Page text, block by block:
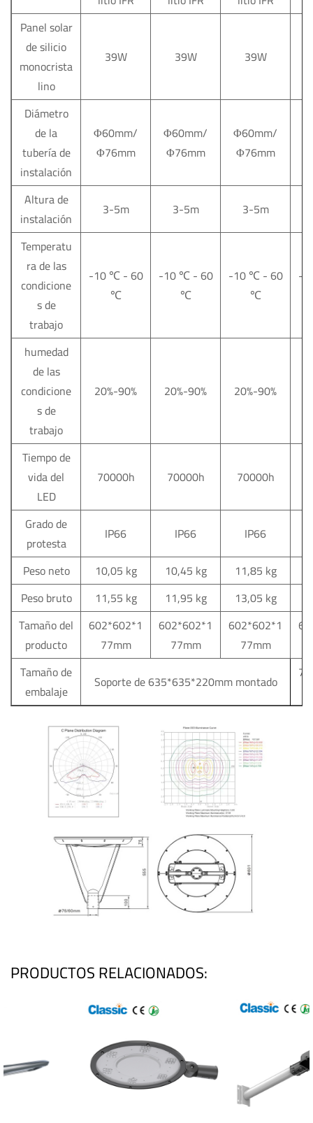
Panel solar
de silicio
monocrista
lino
39W 39W 39W
Diámetro
de la
tubería de
instalación
Φ60mm/
Φ76mm
Φ60mm/
Φ76mm
Φ60mm/
Φ76mm
Altura de
instalación
3-5m 3-5m 3-5m
Temperatu
ra de las
condicione
s de
trabajo
-10℃- 60
℃
-10℃- 60
℃
-10℃- 60
℃
-
humedad
de las
condicione
s de
trabajo
20%-90% 20%-90% 20%-90%
Tiempo de
vida del
LED
70000h 70000h 70000h
Grado de
protesta
IP66 IP66
IP66
Peso neto
10,05 kg 10,45 kg 11,85 kg
Peso bruto
11,55 kg 11,95 kg 13,05 kg
Tamaño del
producto
602*602*1
77mm
602*602*1
77mm
602*602*1
77mm
Tamaño de
embalaje
Soporte de 635*635*220mm montado
PRODUCTOS RELACIONADOS: